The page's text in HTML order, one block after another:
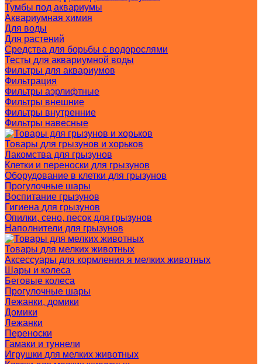
Тумбы под аквариумы
Аквариумная химия
Для воды
Для растений
Средства для борьбы с водорослями
Тесты для аквариумной воды
Фильтры для аквариумов
Фильтрация
Фильтры аэрлифтные
Фильтры внешние
Фильтры внутренние
Фильтры навесные
Товары для грызунов и хорьков
Лакомства для грызунов
Клетки и переноски для грызунов
Оборудование в клетки для грызунов
Прогулочные шары
Воспитание грызунов
Гигиена для грызунов
Опилки, сено, песок для грызунов
Наполнители для грызунов
Товары для мелких животных
Аксессуары для кормления я мелких животных
Шары и колеса
Беговые колеса
Прогулочные шары
Лежанки, домики
Домики
Лежанки
Переноски
Гамаки и туннели
Игрушки для мелких животных